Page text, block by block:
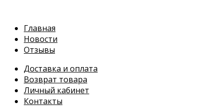
содержимому
Главная
Новости
Отзывы
Доставка и оплата
Возврат товара
Личный кабинет
Контакты